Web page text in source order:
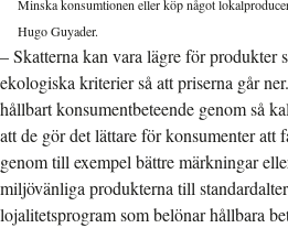
Minska konsumtionen eller köp något
Hugo Guyader.
– Skatterna kan vara lägre för produkter
ekologiska kriterier så att priserna går
hållbart konsumentbeteende genom så
att de gör det lättare för konsumenter att
genom till exempel bättre märkningar
miljövänliga produkterna till
lojalitetsprogram som belönar hållbara